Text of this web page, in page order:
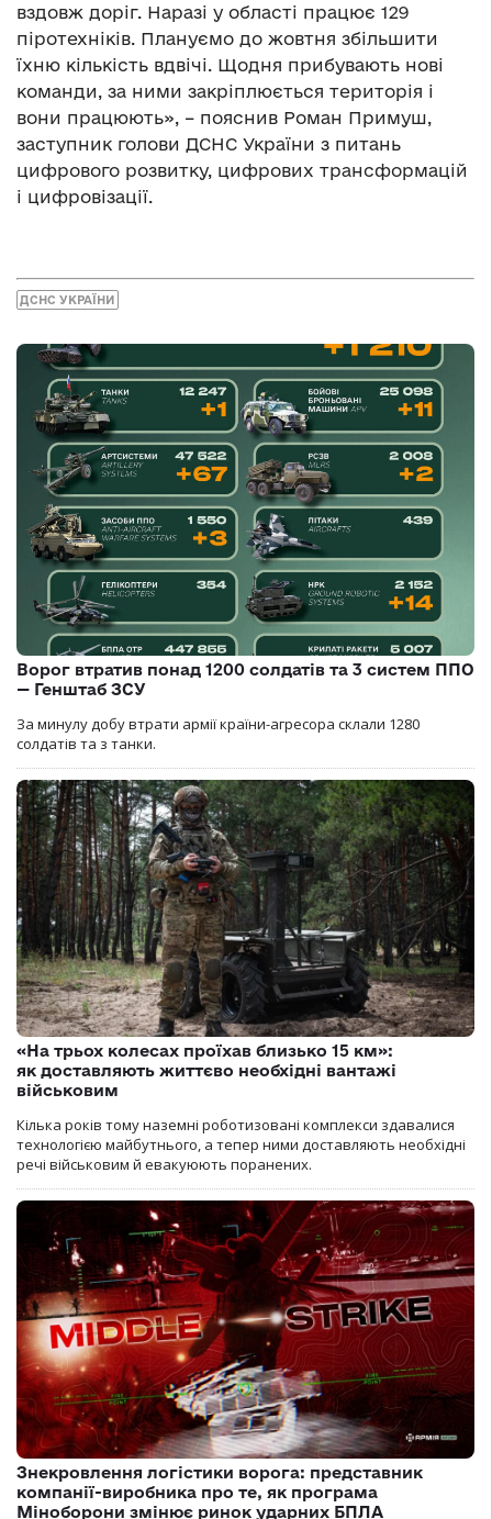
вздовж доріг. Наразі у області працює 129
піротехніків. Плануємо до жовтня збільшити
їхню кількість вдвічі. Щодня прибувають нові
команди, за ними закріплюється територія і
вони працюють», – пояснив Роман Примуш,
заступник голови ДСНС України з питань
цифрового розвитку, цифрових трансформацій
і цифровізації.
ДСНС УКРАЇНИ
Ворог втратив понад 1200 солдатів та 3 систем ППО
— Генштаб ЗСУ
За минулу добу втрати армії країни-агресора склали 1280
солдатів та з танки.
«На трьох колесах проїхав близько 15 км»:
як доставляють життєво необхідні вантажі
військовим
Кілька років тому наземні роботизовані комплекси здавалися
технологією майбутнього, а тепер ними доставляють необхідні
речі військовим й евакуюють поранених.
Знекровлення логістики ворога: представник
компанії-виробника про те, як програма
Міноборони змінює ринок ударних БПЛА